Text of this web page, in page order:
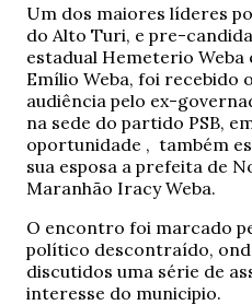
Um dos maiores líderes
do Alto Turi, e pre-
estadual Hemeterio Weba
Emílio Weba, foi recebido
audiência pelo ex-
na sede do partido PSB,
oportunidade , também
sua esposa a prefeita de
Maranhão Iracy Weba.
O encontro foi marcado
político descontraído,
discutidos uma série de
interesse do municipio.